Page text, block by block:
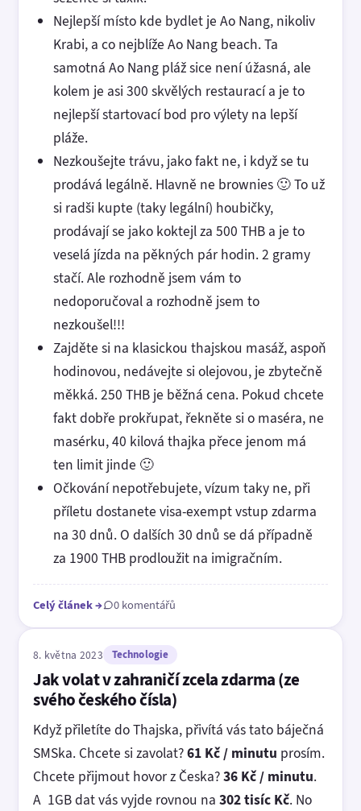
Nejlepší místo kde bydlet je Ao Nang, nikoliv
Krabi, a co nejblíže Ao Nang beach. Ta
samotná Ao Nang pláž sice není úžasná, ale
kolem je asi 300 skvělých restaurací a je to
nejlepší startovací bod pro výlety na lepší
pláže.
Nezkoušejte trávu, jako fakt ne, i když se tu
prodává legálně. Hlavně ne brownies 🙂 To už
si radši kupte (taky legální) houbičky,
prodávají se jako koktejl za 500 THB a je to
veselá jízda na pěkných pár hodin. 2 gramy
stačí. Ale rozhodně jsem vám to
nedoporučoval a rozhodně jsem to
nezkoušel!!!
Zajděte si na klasickou thajskou masáž, aspoň
hodinovou, nedávejte si olejovou, je zbytečně
měkká. 250 THB je běžná cena. Pokud chcete
fakt dobře prokřupat, řekněte si o maséra, ne
masérku, 40 kilová thajka přece jenom má
ten limit jinde 🙂
Očkování nepotřebujete, vízum taky ne, při
příletu dostanete visa-exempt vstup zdarma
na 30 dnů. O dalších 30 dnů se dá případně
za 1900 THB prodloužit na imigračním.
Celý článek→ 0 komentářů
8. května 2023 Technologie
Jak volat v zahraničí zcela zdarma (ze
svého českého čísla)
Když přiletíte do Thajska, přivítá vás tato báječná
SMSka. Chcete si zavolat?61 Kč / minutu prosím.
Chcete přijmout hovor z Česka?36 Kč / minutu.
A 1GB dat vás vyjde rovnou na 302 tisíc Kč. No